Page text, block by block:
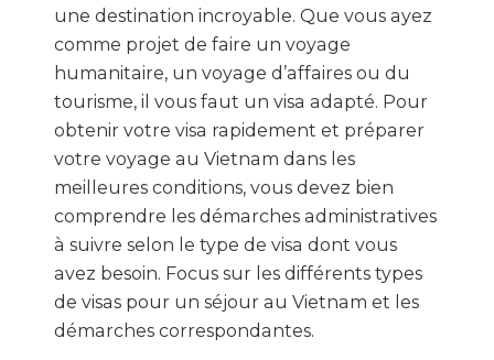
une destination incroyable. Que vous ayez
comme projet de faire un voyage
humanitaire, un voyage d’affaires ou du
tourisme, il vous faut un visa adapté. Pour
obtenir votre visa rapidement et préparer
votre voyage au Vietnam dans les
meilleures conditions, vous devez bien
comprendre les démarches administratives
à suivre selon le type de visa dont vous
avez besoin. Focus sur les différents types
de visas pour un séjour au Vietnam et les
démarches correspondantes.